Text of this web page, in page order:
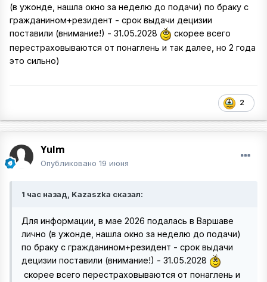
(в ужонде, нашла окно за неделю до подачи) по браку с
гражданином+резидент - срок выдачи децизии
поставили (внимание!) - 31.05.2028
скорее всего
перестраховываются от понаглень и так далее, но 2 года
это сильно)
2
Yulm
Опубликовано 19 июня
1 час назад, Kazaszka сказал:
Для информации, в мае 2026 подалась в Варшаве
лично (в ужонде, нашла окно за неделю до подачи)
по браку с гражданином+резидент - срок выдачи
децизии поставили (внимание!) - 31.05.2028
скорее всего перестраховываются от понаглень и